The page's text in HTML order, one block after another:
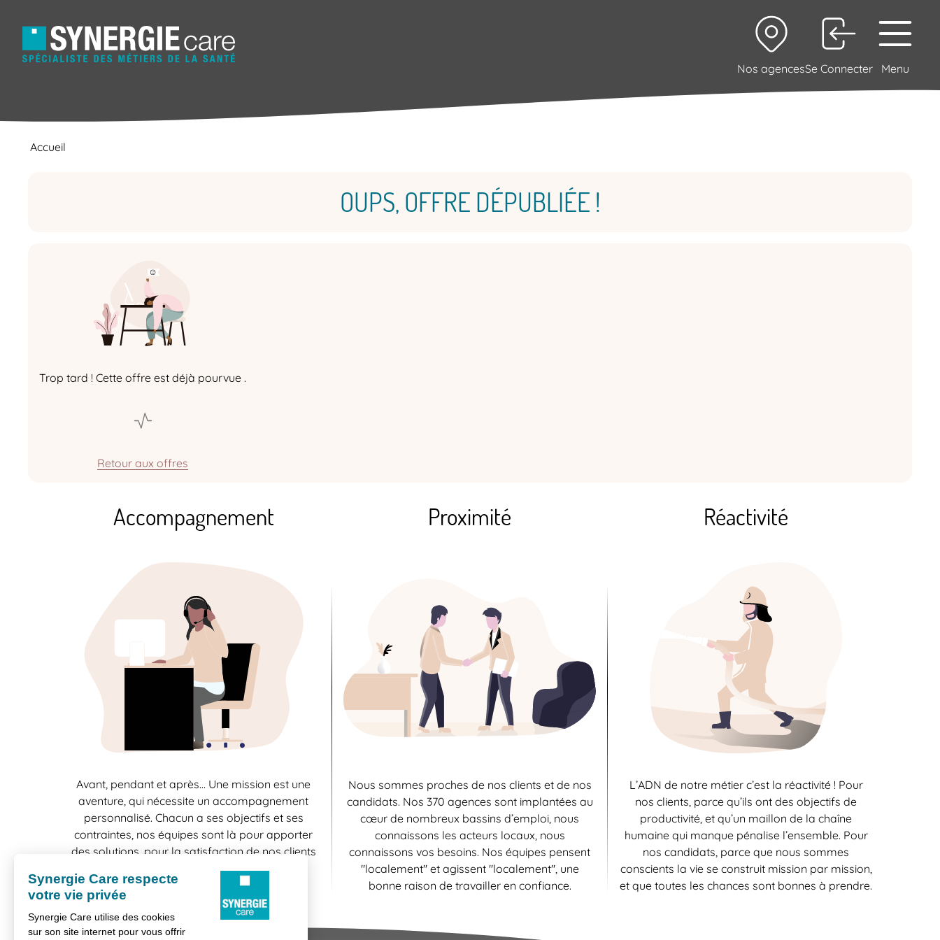
Nos agencesSe Connecter Menu
Accueil
OUPS, OFFRE DÉPUBLIÉE !
Trop tard ! Cette offre est déjà pourvue .
Retour aux offres
Accompagnement
Avant, pendant et après… Une mission est une
aventure, qui nécessite un accompagnement
personnalisé. Chacun a ses objectifs et ses
contraintes, nos équipes sont là pour apporter
des solutions, pour la satisfaction de nos clients
comme celle de nos candidats.
Proximité
Nous sommes proches de nos clients et de nos
candidats. Nos 370 agences sont implantées au
cœur de nombreux bassins d’emploi, nous
connaissons les acteurs locaux, nous
connaissons vos besoins. Nos équipes pensent
"localement" et agissent "localement", une
bonne raison de travailler en confiance.
Réactivité
L’ADN de notre métier c’est la réactivité ! Pour
nos clients, parce qu’ils ont des objectifs de
productivité, et qu’un maillon de la chaîne
humaine qui manque pénalise l’ensemble. Pour
nos candidats, parce que nous sommes
conscients la vie se construit mission par mission,
et que toutes les chances sont bonnes à prendre.